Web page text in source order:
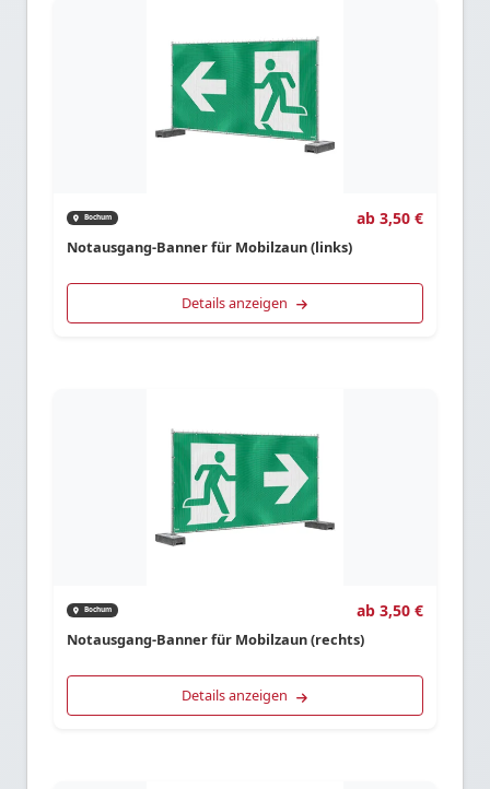
Bochum ab 3,50 €
Notausgang-Banner für Mobilzaun (links)
Details anzeigen
Bochum ab 3,50 €
Notausgang-Banner für Mobilzaun (rechts)
Details anzeigen